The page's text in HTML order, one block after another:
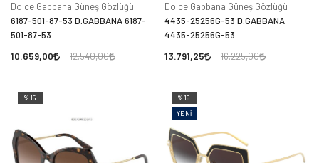
Dolce Gabbana Güneş Gözlüğü
6187-501-87-53 D.GABBANA 6187-
501-87-53
10.659,00 12.540,00
Dolce Gabbana Güneş Gözlüğü
4435-25256G-53 D.GABBANA
4435-25256G-53
13.791,25 16.225,00
%15
%15
YENI